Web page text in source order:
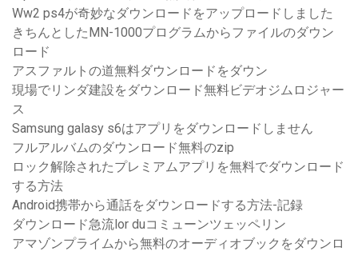
Ww2 ps4が奇妙なダウンロードをアップロードしました
きちんとしたMN-1000プログラムからファイルのダウン
ロード
アスファルトの道無料ダウンロードをダウン
現場でリンダ建設をダウンロード無料ビデオジムロジャー
ス
Samsung galasy s6はアプリをダウンロードしません
フルアルバムのダウンロード無料のzip
ロック解除されたプレミアムアプリを無料でダウンロード
する方法
Android携帯から通話をダウンロードする方法-記録
ダウンロード急流lor duコミューンツェッペリン
アマゾンプライムから無料のオーディオブックをダウンロ